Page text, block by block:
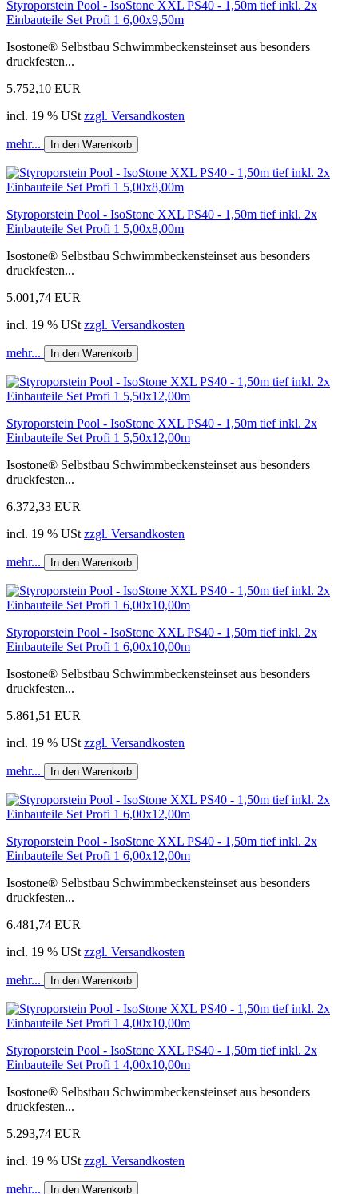
Styroporstein Pool - IsoStone XXL PS40 - 1,50m tief inkl. 2x
Einbauteile Set Profi 1 6,00x9,50m
Isostone® Selbstbau Schwimmbeckensteinset aus besonders
druckfesten...
5.752,10 EUR
incl. 19 % USt zzgl. Versandkosten
mehr... In den Warenkorb
Styroporstein Pool - IsoStone XXL PS40 - 1,50m tief inkl. 2x
Einbauteile Set Profi 1 5,00x8,00m
Isostone® Selbstbau Schwimmbeckensteinset aus besonders
druckfesten...
5.001,74 EUR
incl. 19 % USt zzgl. Versandkosten
mehr... In den Warenkorb
Styroporstein Pool - IsoStone XXL PS40 - 1,50m tief inkl. 2x
Einbauteile Set Profi 1 5,50x12,00m
Isostone® Selbstbau Schwimmbeckensteinset aus besonders
druckfesten...
6.372,33 EUR
incl. 19 % USt zzgl. Versandkosten
mehr... In den Warenkorb
Styroporstein Pool - IsoStone XXL PS40 - 1,50m tief inkl. 2x
Einbauteile Set Profi 1 6,00x10,00m
Isostone® Selbstbau Schwimmbeckensteinset aus besonders
druckfesten...
5.861,51 EUR
incl. 19 % USt zzgl. Versandkosten
mehr... In den Warenkorb
Styroporstein Pool - IsoStone XXL PS40 - 1,50m tief inkl. 2x
Einbauteile Set Profi 1 6,00x12,00m
Isostone® Selbstbau Schwimmbeckensteinset aus besonders
druckfesten...
6.481,74 EUR
incl. 19 % USt zzgl. Versandkosten
mehr... In den Warenkorb
Styroporstein Pool - IsoStone XXL PS40 - 1,50m tief inkl. 2x
Einbauteile Set Profi 1 4,00x10,00m
Isostone® Selbstbau Schwimmbeckensteinset aus besonders
druckfesten...
5.293,74 EUR
incl. 19 % USt zzgl. Versandkosten
mehr... In den Warenkorb